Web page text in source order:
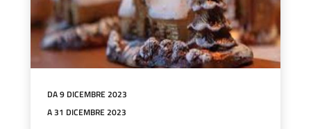
DA 9 DICEMBRE 2023
A 31 DICEMBRE 2023